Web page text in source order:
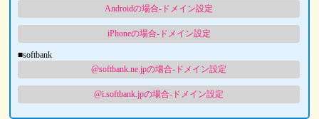
Androidの場合-ドメイン設定
iPhoneの場合-ドメイン設定
■softbank
@softbank.ne.jpの場合-ドメイン設定
@i.softbank.jpの場合-ドメイン設定